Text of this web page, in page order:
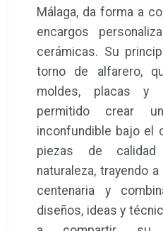
Málaga, da forma a
encargos
cerámicas. Su
torno de alfarero,
moldes, placas y
permitido crear
inconfundible bajo el
piezas de
naturaleza, trayendo
centenaria y
diseños, ideas y